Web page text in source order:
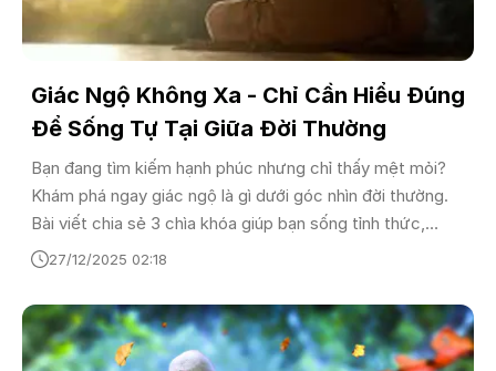
Giác Ngộ Không Xa - Chỉ Cần Hiểu Đúng
Để Sống Tự Tại Giữa Đời Thường
Bạn đang tìm kiếm hạnh phúc nhưng chỉ thấy mệt mỏi?
Khám phá ngay giác ngộ là gì dưới góc nhìn đời thường.
Bài viết chia sẻ 3 chìa khóa giúp bạn sống tỉnh thức,
buông bỏ khổ đau và tìm lại sự bình an nội tại ngay trong
27/12/2025 02:18